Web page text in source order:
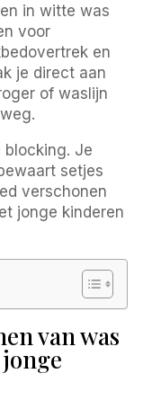
in witte was
voor
en
je direct aan
of waslijn
blocking. Je
setjes
verschonen
jonge kinderen
van was